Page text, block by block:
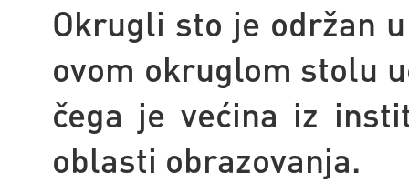
Okrugli sto je održan
ovom okruglom stolu
čega je većina iz
oblasti obrazovanja.